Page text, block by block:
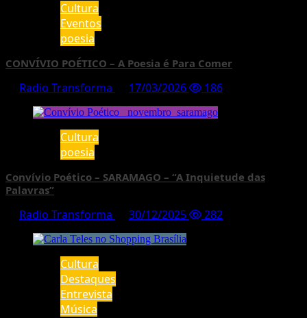
Cultura
Eventos
poesia
CONVÍVIO POÉTICO – A Poesia é Para Comer
Radio Transforma 17/03/2026 186
Cultura
poesia
Convívio Poético – SARAMAGO – “A Inquietude das
Palavras”
Radio Transforma 30/12/2025 282
Cultura
Destaques
Entrevista
Música